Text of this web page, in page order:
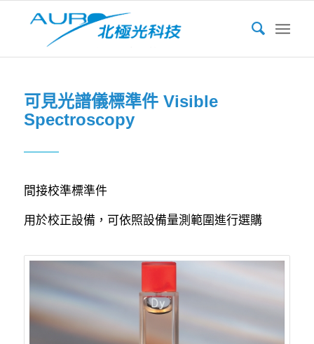
可見光譜儀標準件 Visible
Spectroscopy
間接校準標準件
用於校正設備，可依照設備量測範圍進行選購